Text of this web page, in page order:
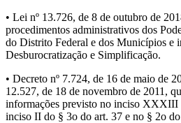
• Lei nº 13.726, de 8 de outubro de
procedimentos administrativos dos
do Distrito Federal e dos Municípios e
Desburocratização e Simplificação.
• Decreto nº 7.724, de 16 de maio de
12.527, de 18 de novembro de 2011,
informações previsto no inciso XXXIII
inciso II do § 3o do art. 37 e no § 2o